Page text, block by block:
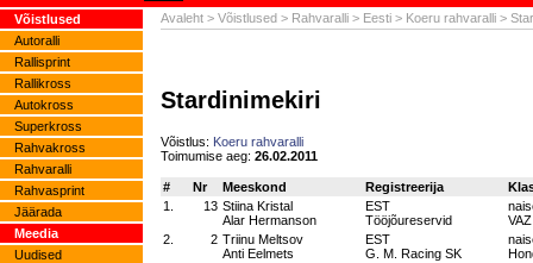
Võistlused
Autoralli
Rallisprint
Rallikross
Autokross
Superkross
Rahvakross
Rahvaralli
Rahvasprint
Jäärada
Meedia
Uudised
Avaleht > Võistlused > Rahvaralli > Eesti > Koeru rahvaralli >
Stardinimekiri
Võistlus: Koeru rahvaralli
Toimumise aeg: 26.02.2011
# Nr Meeskond Registreerija
1.
13 Stiina Kristal
Alar Hermanson
EST
Tööjõureservid
2.
2 Triinu Meltsov
Anti Eelmets
EST
G. M. Racing SK